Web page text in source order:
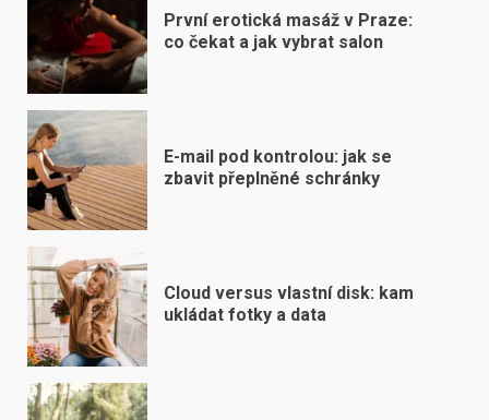
První erotická masáž v Praze:
co čekat a jak vybrat salon
E-mail pod kontrolou: jak se
zbavit přeplněné schránky
Cloud versus vlastní disk: kam
ukládat fotky a data